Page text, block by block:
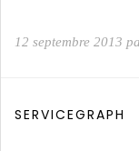
12 septembre 2013
SERVICEGRAPH